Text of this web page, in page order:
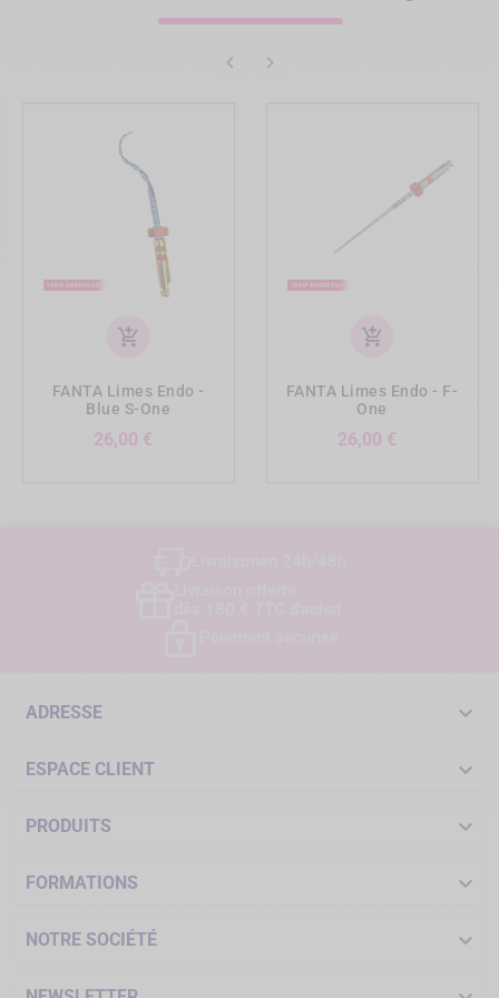
 
add_shopping_cart
FANTA Limes Endo -
Blue S-One
26,00 €
add_shopping_cart
FANTA Limes Endo - F-
One
26,00 €
ADRESSE 
ESPACE CLIENT 
PRODUITS 
FORMATIONS 
NOTRE SOCIÉTÉ 